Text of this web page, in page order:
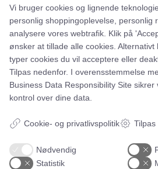
Vurderet 5 / 5 stjerner på baggrund
Vi bruger cookies og lignende
personlig shoppingoplevelse, personlig
analysere vores webtrafik. Klik på
ønsker at tillade alle cookies.
typer cookies du vil acceptere eller
Tilpas nedenfor. I overensstemmelse
Business Data Responsibility Site sikrer
kontrol over dine data.
Cookie- og privatlivspolitik Tilpas
Nødvendig
Statistik